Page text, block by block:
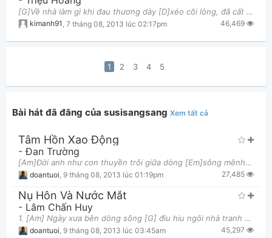
[G]Về nhà làm gì khi đau thương dày [D]xéo cõi lòng, đã cất bước ra [Em]đi, em chớ có hoài [Bm]ng
kimanh91 7 tháng 08, 2013 lúc 02:17pm 46,469
1 2 3 4 5
Bài hát đã đăng của susisangsang Xem tất cả
Tâm Hồn Xao Động
-Đan Trường
[Am]Đời anh như con thuyền trôi giữa dòng [Em]sông mênh mông lãng du [Dm]Cơn gió êm ru [Em]tháng
doantuoi 9 tháng 08, 2013 lúc 01:19pm 27,485
Nụ Hôn Và Nước Mắt
- Lâm Chấn Huy
1. [Am] Ngày xưa bên dòng sông [G] đìu hiu ngôi nhà tranh [F] Thấp thoáng dáng cô em [Em] hiền [Am
doantuoi 9 tháng 08, 2013 lúc 03:45am 45,297